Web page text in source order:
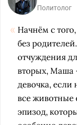
Политолог
Начнём с
без
отчуждения
вторых, Маша
девочка, если
все животные
эпизод,